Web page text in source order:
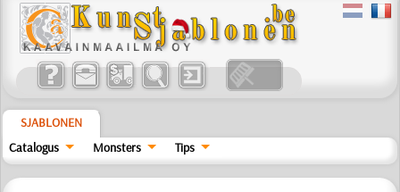
SJABLONEN
Catalogus
Monsters Tips